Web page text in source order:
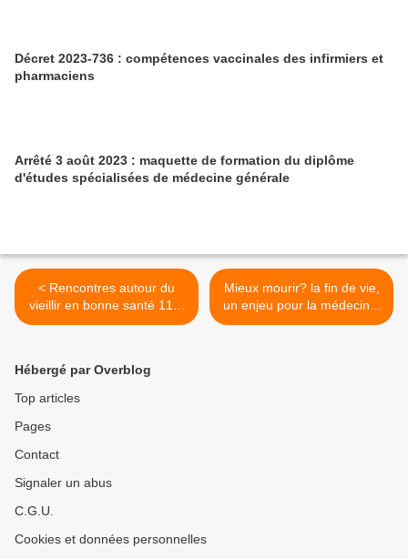
Décret 2023-736 : compétences vaccinales des infirmiers et
pharmaciens
Arrêté 3 août 2023 : maquette de formation du diplôme
d'études spécialisées de médecine générale
< Rencontres autour du
vieillir en bonne santé 11 &
12 mars 2024
Mieux mourir? la fin de vie,
un enjeu pour la médecine,
l'éthique et la société le 25
Hébergé par Overblog
Top articles
Pages
Contact
Signaler un abus
C.G.U.
Cookies et données personnelles